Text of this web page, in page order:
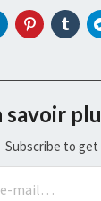
savoir
Subscribe to